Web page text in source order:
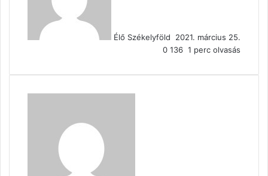
Élő Székelyföld
2021. március 25.
0 136 1 perc olvasás